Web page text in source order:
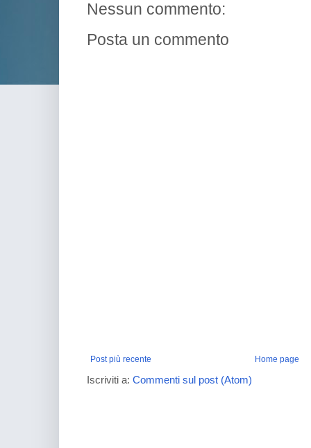
Nessun commento:
Posta un commento
Post più recente Home page
Iscriviti a: Commenti sul post (Atom)